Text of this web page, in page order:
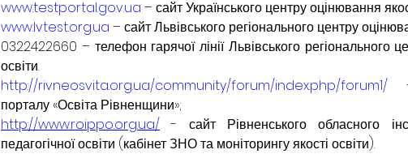
www.testportal.gov.ua – сайт Українського центру оцінювання
www.lvtest.org.ua – сайт Львівського регіонального центру
0322422660 – телефон гарячої лінії Львівського регіонального
освіти.
http://rivneosvita.org.ua/community/forum/index.php/forum1/ -
порталу «Освіта Рівненщини»;
http://www.roippo.org.ua/ - сайт Рівненського обласного
педагогічної освіти (кабінет ЗНО та моніторингу якості освіти).